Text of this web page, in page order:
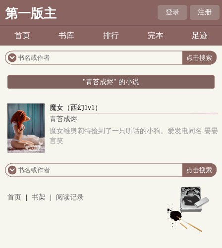
第一版主 登录 注册
首页 书库 排行 完本 足迹
"青苔成烬" 的小说
魔女（西幻1v1）
青苔成烬
魔女维奥莉特捡到了一只听话的小狗。爱发电同名:晏晏
言笑
首页 书架 阅读记录